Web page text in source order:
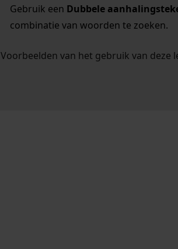
Gebruik een Dubbele
combinatie van woorden te zoeken.
Voorbeelden van het gebruik van